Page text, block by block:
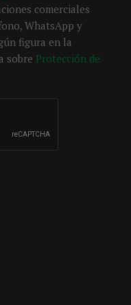
comerciales
WhatsApp y
figura en la
sobre Protección de